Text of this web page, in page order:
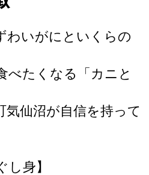
わいがにといくらの
べたくなる「カニと
気仙沼が自信を持って
し身】